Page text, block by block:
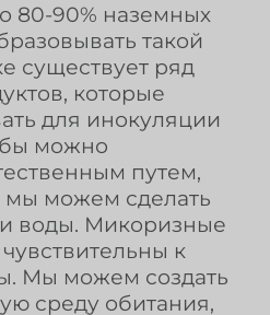
80-90% наземных
такой
существует ряд
которые
для инокуляции
можно
путем,
мы можем сделать
и воды. Микоризные
к
Мы можем создать
среду обитания,